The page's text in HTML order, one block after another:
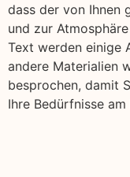
dass der von Ihnen
und zur
Text werden einige
andere Materialien
besprochen, damit
Ihre Bedürfnisse